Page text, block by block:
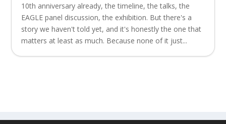
10th anniversary already, the timeline, the talks, the
EAGLE panel discussion, the exhibition. But there's a
story we haven't told yet, and it's honestly the one that
matters at least as much. Because none of it just...